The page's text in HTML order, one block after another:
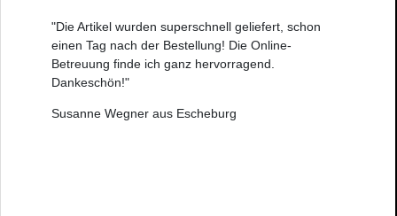
"Die Artikel wurden superschnell geliefert, schon
einen Tag nach der Bestellung! Die Online-
Betreuung finde ich ganz hervorragend.
Dankeschön!"
Susanne Wegner aus Escheburg